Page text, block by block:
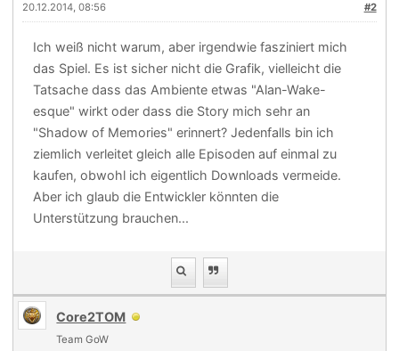
#2
20.12.2014, 08:56
Ich weiß nicht warum, aber irgendwie fasziniert mich
das Spiel. Es ist sicher nicht die Grafik, vielleicht die
Tatsache dass das Ambiente etwas "Alan-Wake-
esque" wirkt oder dass die Story mich sehr an
"Shadow of Memories" erinnert? Jedenfalls bin ich
ziemlich verleitet gleich alle Episoden auf einmal zu
kaufen, obwohl ich eigentlich Downloads vermeide.
Aber ich glaub die Entwickler könnten die
Unterstützung brauchen...
Core2TOM
Team GoW